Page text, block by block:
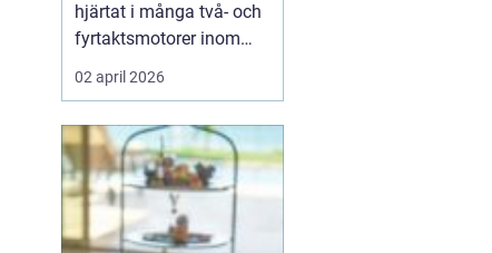
hjärtat i många två- och
fyrtaktsmotorer inom
motocross, enduro och
snöskoter. Rätt utförd
låg friktion, bra
värmeavledning och
lång livslängd. Fel utförd
beläggnin...
02 april 2026